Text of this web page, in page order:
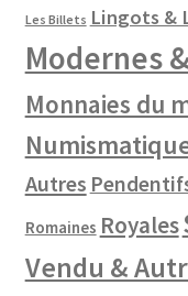
Les Billets Lingots &
Modernes
Monnaies du
Autres
Romaines Royales
Vendu &